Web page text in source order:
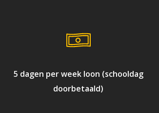
5 dagen per week loon (schooldag
doorbetaald)